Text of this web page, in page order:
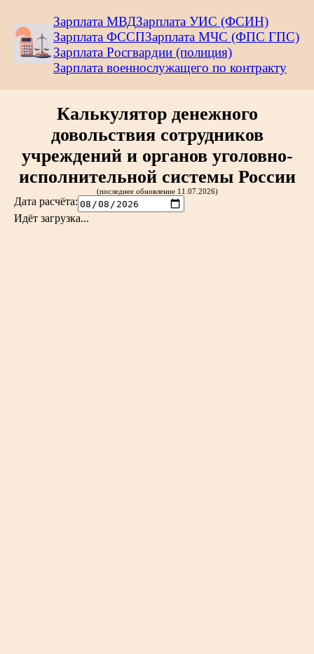
Зарплата МВДЗарплата УИС (ФСИН)
Зарплата ФССПЗарплата МЧС (ФПС ГПС)
Зарплата Росгвардии (полиция)
Зарплата военнослужащего по контракту
Калькулятор денежного
довольствия сотрудников
учреждений и органов уголовно-
исполнительной системы России
(последнее обновление 11.07.2026)
Дата расчёта:
Идёт загрузка...